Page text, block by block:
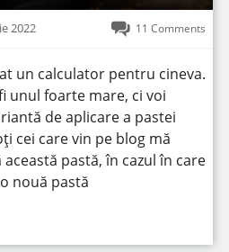
2022 11 Comments
un calculator pentru cineva.
unul foarte mare, ci voi
de aplicare a pastei
cei care vin pe blog mă
pastă, în cazul în care
nouă pastă